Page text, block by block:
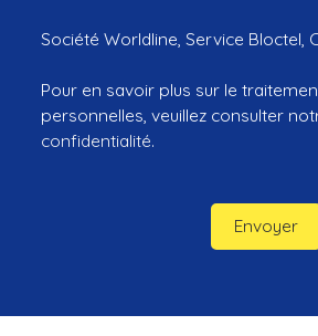
Société Worldline, Service Bloctel,
Pour en savoir plus sur le
personnelles, veuillez consulter
confidentialité.
Envoyer